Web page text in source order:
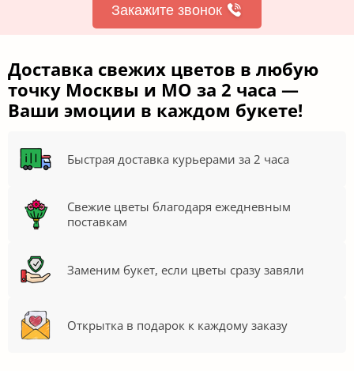
Закажите звонок
Доставка свежих цветов в любую
точку Москвы и МО за 2 часа —
Ваши эмоции в каждом букете!
Быстрая доставка курьерами за 2 часа
Свежие цветы благодаря ежедневным
поставкам
Заменим букет, если цветы сразу завяли
Открытка в подарок к каждому заказу